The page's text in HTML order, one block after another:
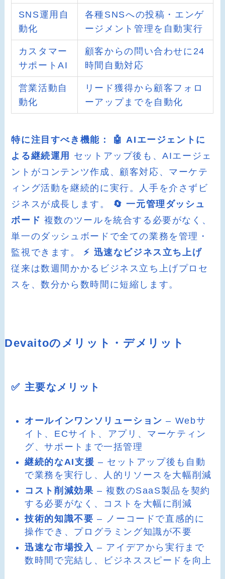
SNS運用自
動化
各種SNSへの投稿・エンゲ
ージメント管理を自動実行
カスタマー
サポートAI
顧客からの問い合わせに24
時間自動対応
営業活動自
動化
リード獲得から顧客フォロ
ーアップまでを自動化
特に注目すべき機能：
🤖 AIエージェントに
よる継続運用
セットアップ後も、AIエージェ
ントがコンテンツ作成、顧客対応、マーケテ
ィング活動を継続的に実行。人手を介さずビ
ジネスが成長します。 🔄 一元管理ダッシュ
ボード 複数のツールを統合する必要がなく、
単一のダッシュボードで全ての業務を管理・
監視できます。 ⚡ 迅速なビジネス立ち上げ
従来は数週間かかるビジネス立ち上げプロセ
スを、数分から数時間に短縮します。
Devaitoのメリット・デメリット
✅ 主要なメリット
オールインワンソリューション – Webサ
イト、ECサイト、アプリ、マーケティン
グ、サポートまで一括管理
継続的なAI支援 – セットアップ後も自動
で業務を実行し、人的リソースを大幅削減
コスト削減効果 – 複数のSaaS製品を契約
する必要がなく、コストを大幅に削減
技術的知識不要 – ノーコードで直感的に
操作でき、プログラミング知識が不要
迅速な市場投入 – アイデアから実行まで
数時間で完結し、ビジネススピードを向上